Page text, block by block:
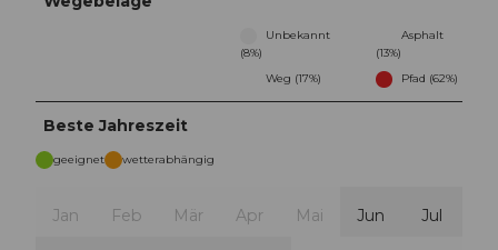
Unbekannt
(8%)
Asphalt
(13%)
Weg (17%)
Pfad (62%)
Beste Jahreszeit
geeignet wetterabhängig
Jan Feb Mär Apr Mai Jun Jul